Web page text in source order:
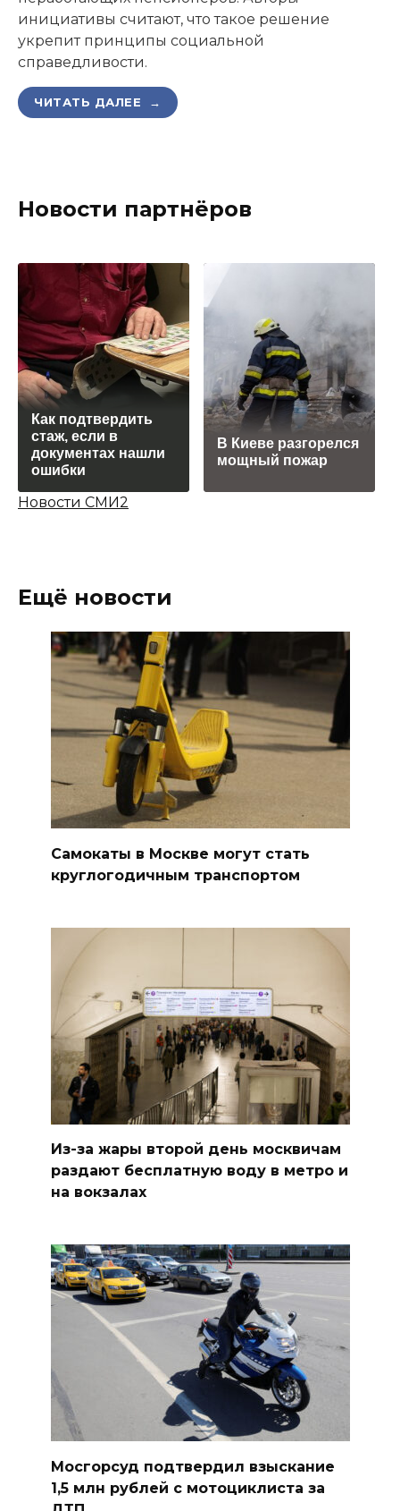
инициативы считают, что такое решение
укрепит принципы социальной
справедливости.
ЧИТАТЬ ДАЛЕЕ →
Новости партнёров
Как подтвердить
стаж, если в
документах нашли
ошибки
В Киеве разгорелся
мощный пожар
Новости СМИ2
Ещё новости
Самокаты в Москве могут стать
круглогодичным транспортом
Из-за жары второй день москвичам
раздают бесплатную воду в метро и
на вокзалах
Мосгорсуд подтвердил взыскание
1,5 млн рублей с мотоциклиста за